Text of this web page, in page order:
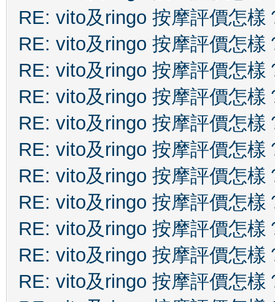
RE: vito及ringo 按摩評價怎樣
RE: vito及ringo 按摩評價怎樣
RE: vito及ringo 按摩評價怎樣
RE: vito及ringo 按摩評價怎樣
RE: vito及ringo 按摩評價怎樣
RE: vito及ringo 按摩評價怎樣
RE: vito及ringo 按摩評價怎樣
RE: vito及ringo 按摩評價怎樣
RE: vito及ringo 按摩評價怎樣
RE: vito及ringo 按摩評價怎樣
RE: vito及ringo 按摩評價怎樣